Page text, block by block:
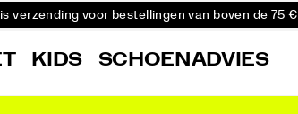
verzending voor bestellingen van boven de 75 €
Krijg 10% korting op je eerste bestelling
KIDS SCHOENADVIES